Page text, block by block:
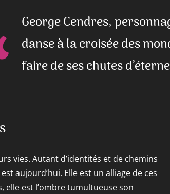
George Cendres,
danse à la croisée des
faire de ses chutes
vies. Autant d’identités et de chemins
aujourd’hui. Elle est un alliage de ces
elle est l’ombre tumultueuse son